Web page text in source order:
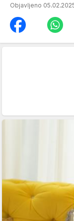
Objavljeno